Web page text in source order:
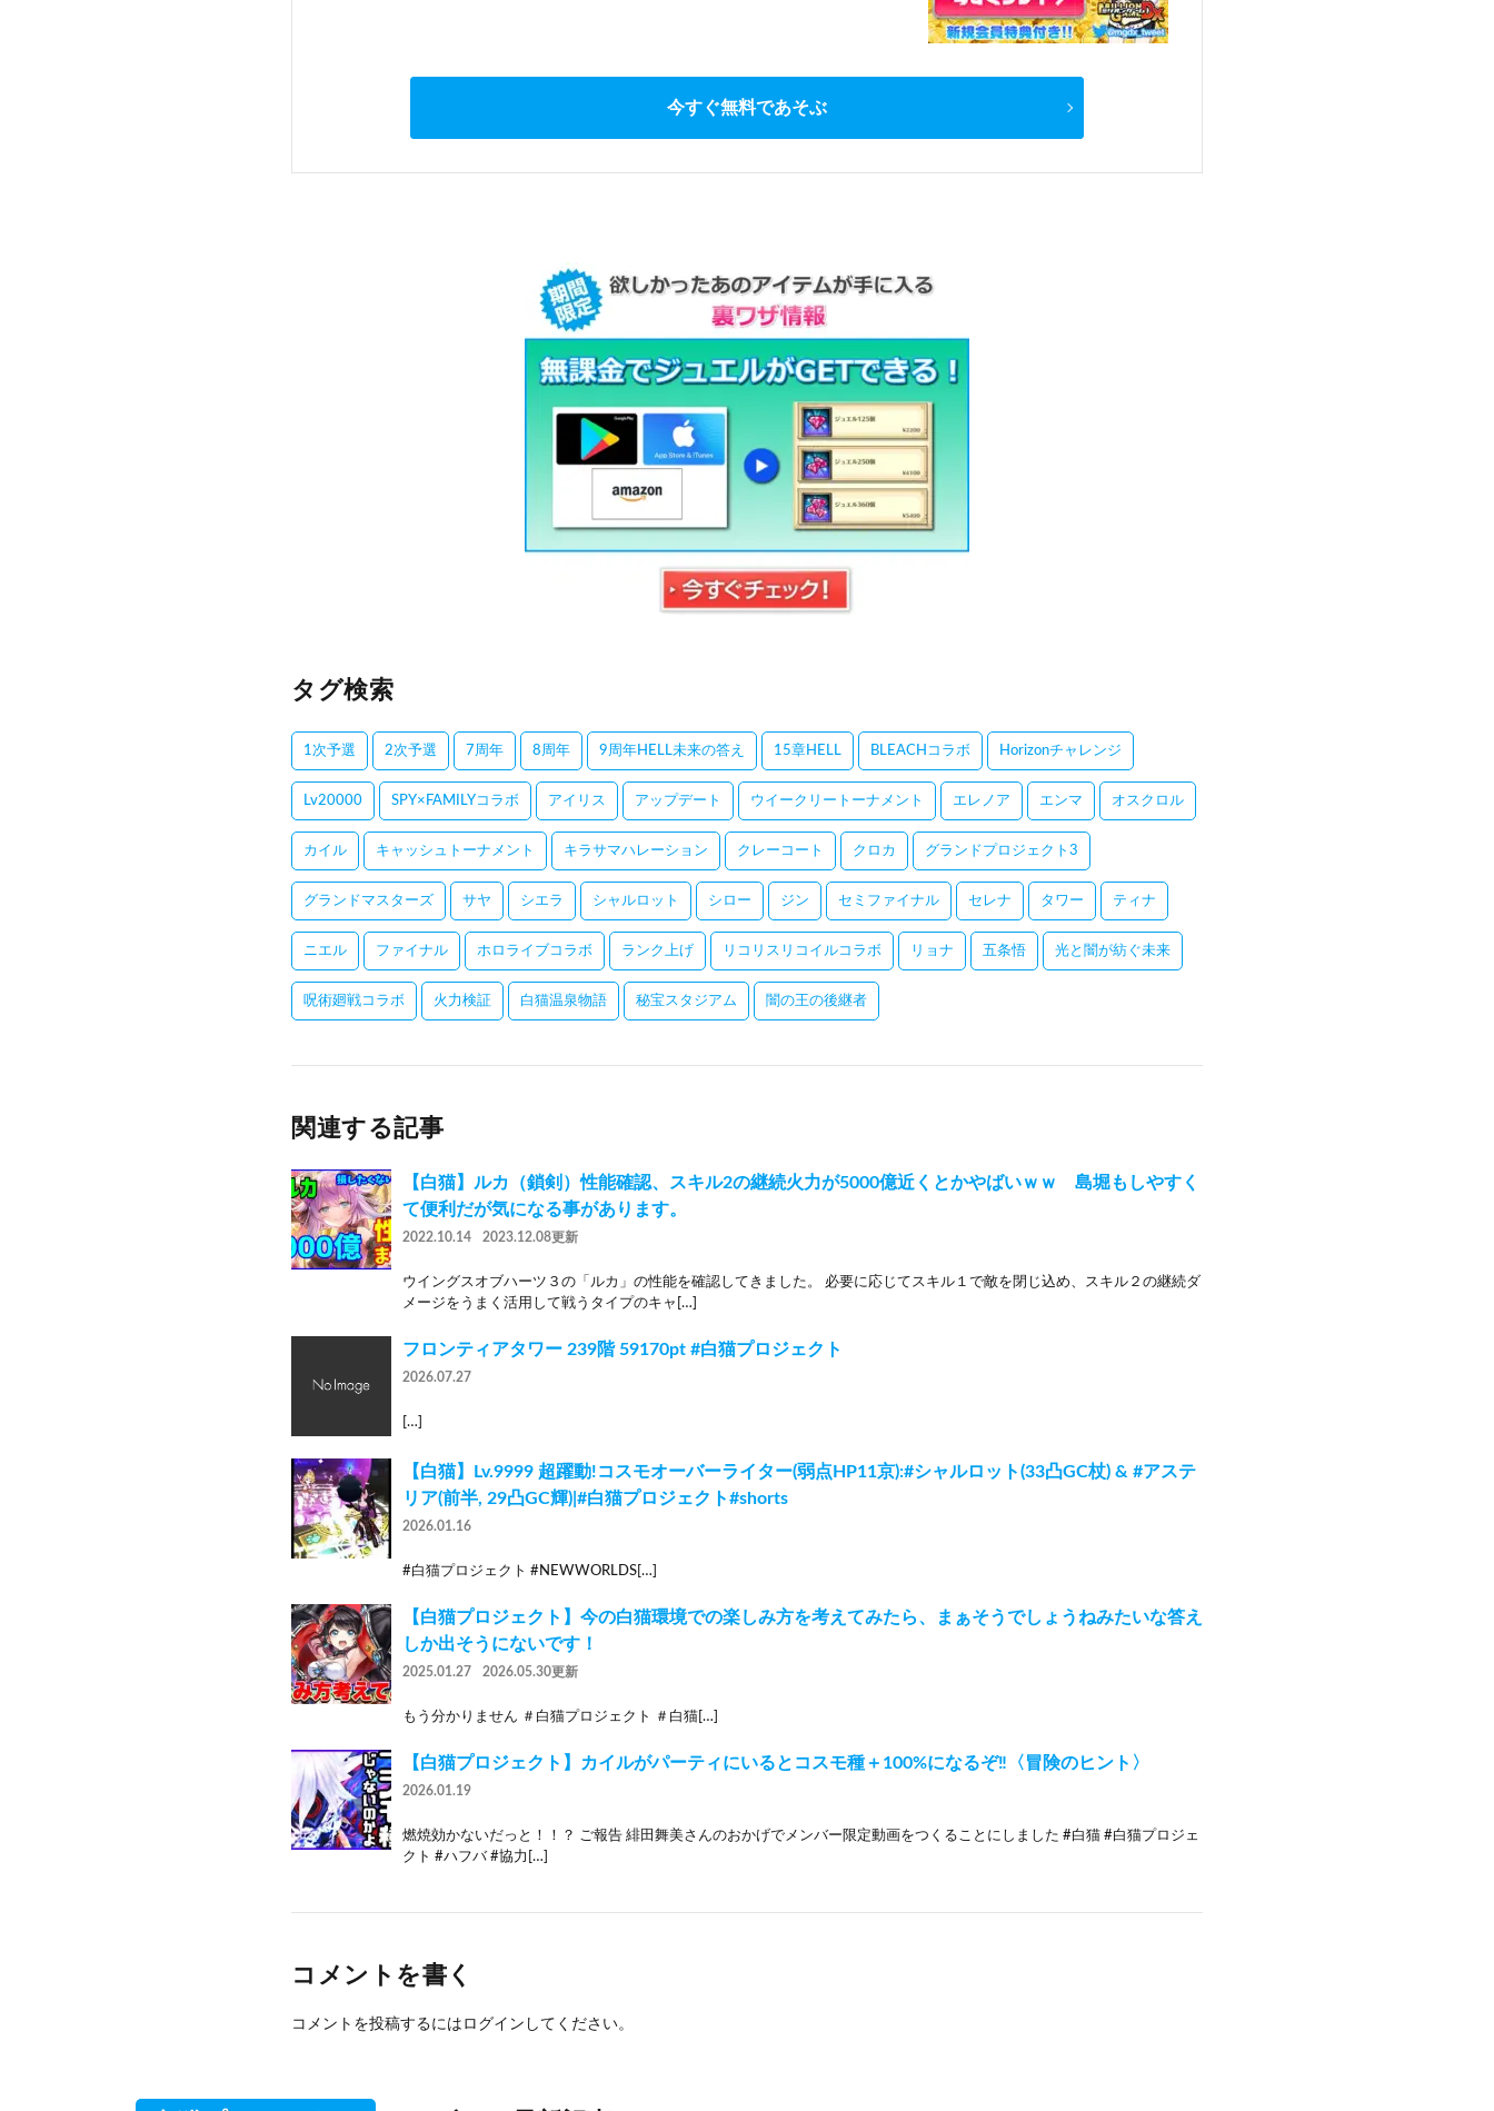
今すぐ無料であそぶ
タグ検索
1次予選 2次予選 7周年 8周年 9周年HELL未来の答え 15章HELL BLEACHコラボ Horizonチャレンジ
Lv20000 SPY×FAMILYコラボ アイリス アップデート ウイークリートーナメント エレノア エンマ オスクロル
カイル キャッシュトーナメント キラサマハレーション クレーコート クロカ グランドプロジェクト3
グランドマスターズ サヤ シエラ シャルロット シロー ジン セミファイナル セレナ タワー ティナ
ニエル ファイナル ホロライブコラボ ランク上げ リコリスリコイルコラボ リョナ 五条悟 光と闇が紡ぐ未来
呪術廻戦コラボ 火力検証 白猫温泉物語 秘宝スタジアム 闇の王の後継者
関連する記事
【白猫】ルカ（鎖剣）性能確認、スキル2の継続火力が5000億近くとかやばいｗｗ 島堀もしやすく
て便利だが気になる事があります。
2022.10.14 2023.12.08更新
ウイングスオブハーツ３の「ルカ」の性能を確認してきました。 必要に応じてスキル１で敵を閉じ込め、スキル２の継続ダ
メージをうまく活用して戦うタイプのキャ[…]
フロンティアタワー 239階 59170pt #白猫プロジェクト
2026.07.27
[…]
【白猫】Lv.9999 超躍動!コスモオーバーライター(弱点HP11京):#シャルロット(33凸GC杖) & #アステ
リア(前半, 29凸GC輝)|#白猫プロジェクト#shorts
2026.01.16
#白猫プロジェクト #NEWWORLDS[…]
【白猫プロジェクト】今の白猫環境での楽しみ方を考えてみたら、まぁそうでしょうねみたいな答え
しか出そうにないです！
2025.01.27 2026.05.30更新
もう分かりません ＃白猫プロジェクト ＃白猫[…]
【白猫プロジェクト】カイルがパーティにいるとコスモ種＋100%になるぞ‼︎〈冒険のヒント〉
2026.01.19
燃焼効かないだっと！！？ ご報告 緋田舞美さんのおかげでメンバー限定動画をつくることにしました #白猫 #白猫プロジェ
クト #ハフバ #協力[…]
コメントを書く
コメントを投稿するには ログイン してください。